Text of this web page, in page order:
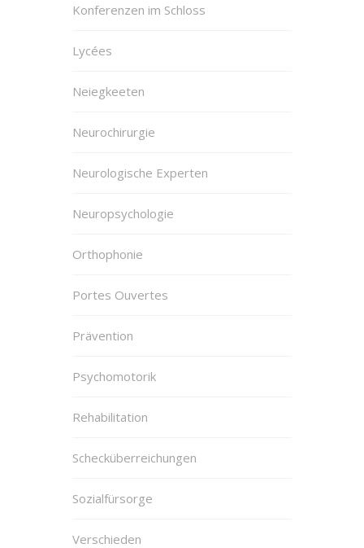
Konferenzen im Schloss
Lycées
Neiegkeeten
Neurochirurgie
Neurologische Experten
Neuropsychologie
Orthophonie
Portes Ouvertes
Prävention
Psychomotorik
Rehabilitation
Schecküberreichungen
Sozialfürsorge
Verschieden